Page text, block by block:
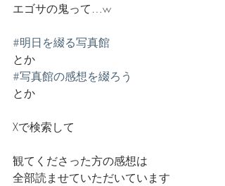
エゴサの鬼って…w
#明日を綴る写真館
とか
#写真館の感想を綴ろう
とか
Xで検索して
観てくださった方の感想は
全部読ませていただいています